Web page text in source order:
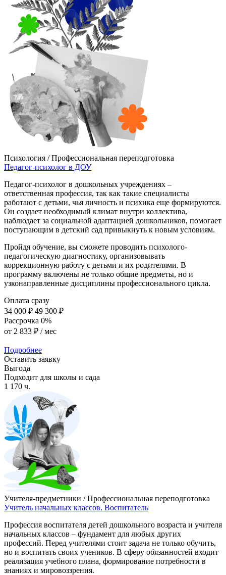
Психология / Профессиональная переподготовка
Педагог-психолог в ДОУ
Педагог-психолог в дошкольных учреждениях –
ответственная профессия, так как такие специалисты
работают с детьми, чья личность и психика еще формируются.
Он создает необходимый климат внутри коллектива,
наблюдает за социальной адаптацией дошкольников, помогает
поступающим в детский сад привыкнуть к новым условиям.
Пройдя обучение, вы сможете проводить психолого-
педагогическую диагностику, организовывать
коррекционную работу с детьми и их родителями. В
программу включены не только общие предметы, но и
узконаправленные дисциплины профессионального цикла.
Оплата сразу
34 000 ₽ 49 300 ₽
Рассрочка 0%
от 2 833 ₽ / мес
Подробнее
Оставить заявку
Выгода
Подходит для школы и сада
1 170 ч.
Учителя-предметники / Профессиональная переподготовка
Учитель начальных классов. Воспитатель
Профессия воспитателя детей дошкольного возраста и учителя
начальных классов – фундамент для любых других
профессий. Перед учителями стоит задача не только обучить,
но и воспитать своих учеников. В сферу обязанностей входит
реализация учебного плана, формирование потребности в
знаниях и мировоззрения.